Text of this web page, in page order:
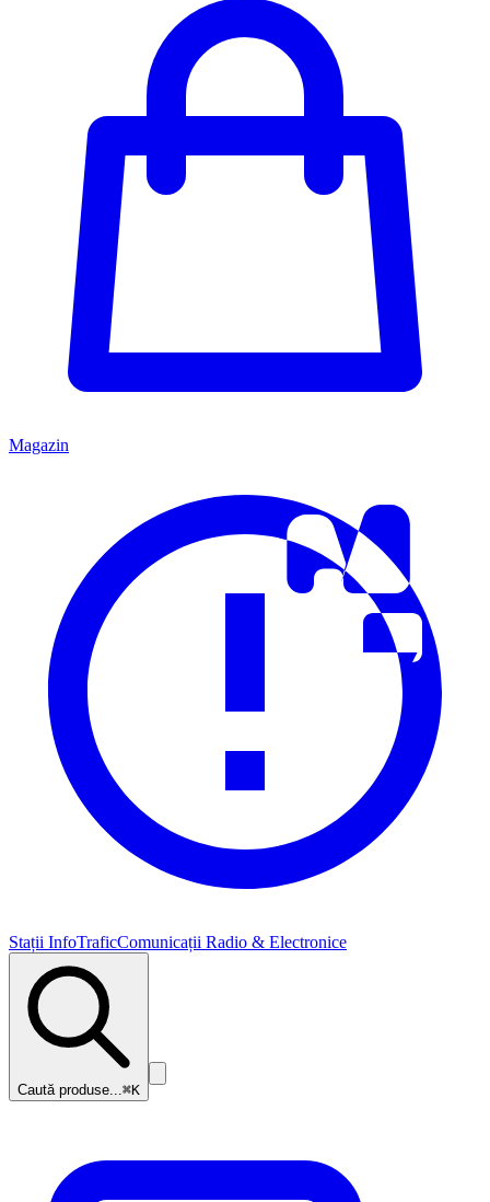
Magazin
Stații InfoTraficComunicații Radio & Electronice
Caută produse...⌘K